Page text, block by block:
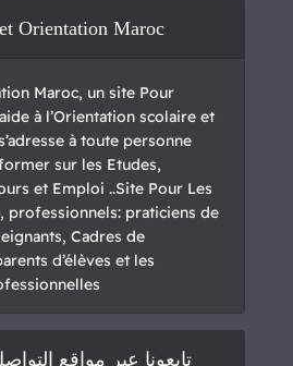
Orientation Maroc
Maroc, un site Pour
à l’Orientation scolaire et
à toute personne
sur les Etudes,
et Emploi ..Site Pour Les
professionnels: praticiens de
Cadres de
d’élèves et les
تابعونا عبر مواقع